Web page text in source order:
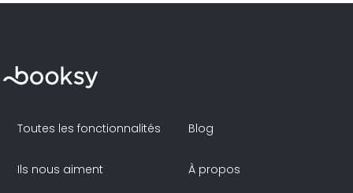
Toutes les fonctionnalités
Ils nous aiment
Blog
À propos